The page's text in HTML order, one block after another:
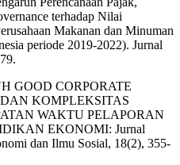
terhadap Nilai
Makanan dan Minuman
periode 2019-2022). Jurnal
GOOD CORPORATE
KOMPLEKSITAS
WAKTU PELAPORAN
EKONOMI: Jurnal
dan Ilmu Sosial, 18(2), 355-